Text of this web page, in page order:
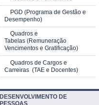
PGD (Programa de Gestão e
Desempenho)
Quadros e
Tabelas (Remuneração
Vencimentos e Gratificação)
Quadros de Cargos e
Carreiras (TAE e Docentes)
DESENVOLVIMENTO DE